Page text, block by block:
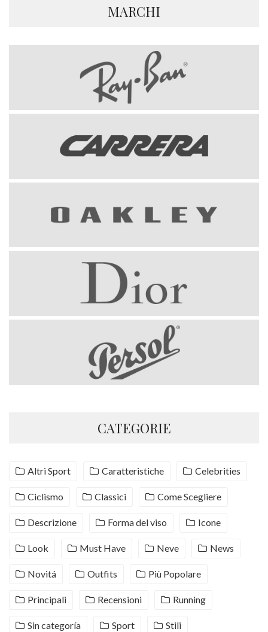
MARCHI
CATEGORIE
Altri Sport Caratteristiche Celebrities
Ciclismo Classici Come Scegliere
Descrizione Forma del viso Icone
Look Must Have Neve News
Novitá Outfits Più Popolare
Principali Recensioni Running
Sin categoría Sport Stili